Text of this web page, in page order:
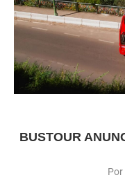
BUSTOUR
Por